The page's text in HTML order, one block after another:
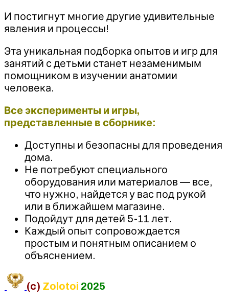
И постигнут многие другие удивительные
явления и процессы!
Эта уникальная подборка опытов и игр для
занятий с детьми станет незаменимым
помощником в изучении анатомии
человека.
Все эксперименты и игры,
представленные в сборнике:
Доступны и безопасны для проведения
дома.
Не потребуют специального
оборудования или материалов — все,
что нужно, найдется у вас под рукой
или в ближайшем магазине.
Подойдут для детей 5-11 лет.
Каждый опыт сопровождается
простым и понятным описанием о
объяснением.
(c) Zolotoi 2025